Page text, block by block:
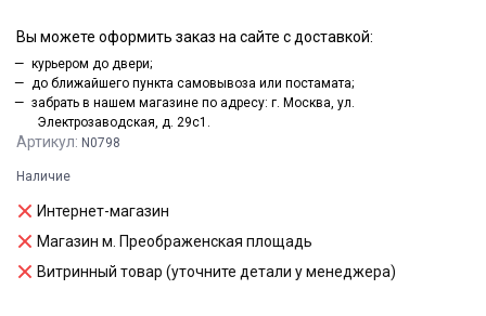
Артикул: N0798
Наличие
Интернет-магазин
Магазин м. Преображенская площадь
Витринный товар (уточните детали у менеджера)
Вы можете оформить заказ на сайте с доставкой:
курьером до двери;
до ближайшего пункта самовывоза или постамата;
забрать в нашем магазине по адресу: г. Москва, ул.
Электрозаводская, д. 29с1.